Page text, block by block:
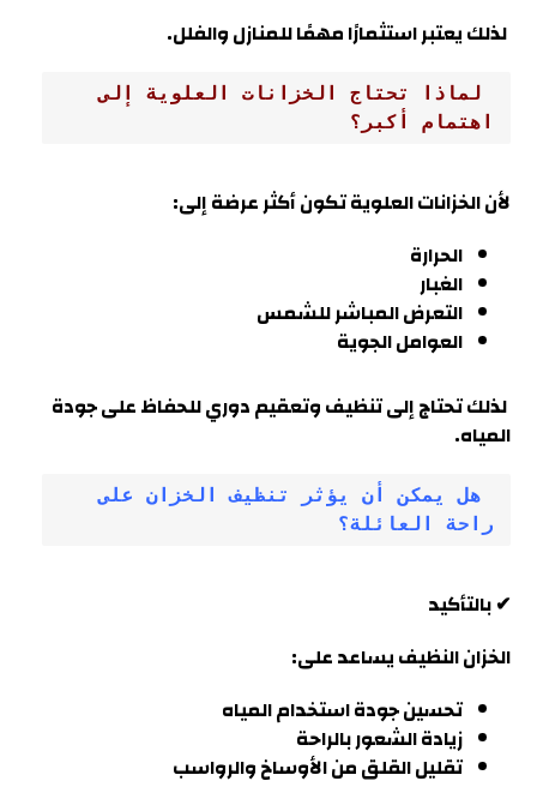
لذلك يعتبر استثمارًا مهمًا للمنازل والفلل.
لماذا تحتاج الخزانات العلوية إلى
اهتمام أكبر؟
لأن الخزانات العلوية تكون أكثر عرضة إلى:
الحرارة
الغبار
التعرض المباشر للشمس
العوامل الجوية
لذلك تحتاج إلى تنظيف وتعقيم دوري للحفاظ على جودة
المياه.
هل يمكن أن يؤثر تنظيف الخزان على
راحة العائلة؟
✔ بالتأكيد
الخزان النظيف يساعد على:
تحسين جودة استخدام المياه
زيادة الشعور بالراحة
تقليل القلق من الأوساخ والرواسب